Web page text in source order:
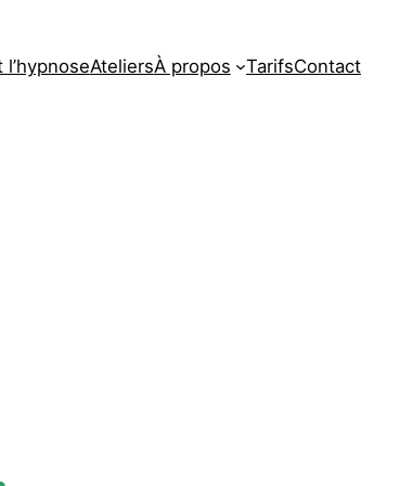
AteliersÀ propos TarifsContact